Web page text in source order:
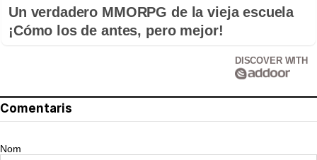
Un verdadero MMORPG de la vieja escuela
¡Cómo los de antes, pero mejor!
DISCOVER WITH
Comentaris
Nom